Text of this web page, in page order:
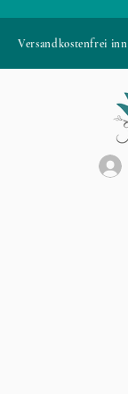
Versandkostenfrei